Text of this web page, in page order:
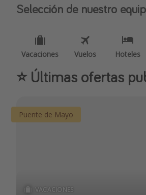
Selección de nuestro
Vacaciones Vuelos Hoteles
⭐️ Últimas ofertas
Puente de Mayo
VACACIONES